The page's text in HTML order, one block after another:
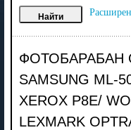
ФОТОБАРАБАН
SAMSUNG ML-
XEROX P8E/
LEXMARK